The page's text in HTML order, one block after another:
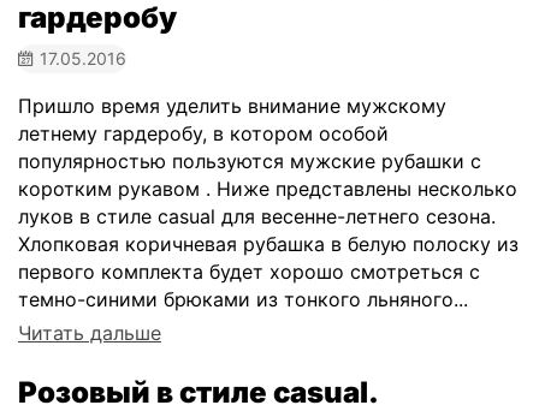
гардеробу
17.05.2016
Пришло время уделить внимание мужскому
летнему гардеробу, в котором особой
популярностью пользуются мужские рубашки с
коротким рукавом . Ниже представлены несколько
луков в стиле casual для весенне-летнего сезона.
Хлопковая коричневая рубашка в белую полоску из
первого комплекта будет хорошо смотреться с
темно-синими брюками из тонкого льняного...
Читать дальше
Розовый в стиле casual.